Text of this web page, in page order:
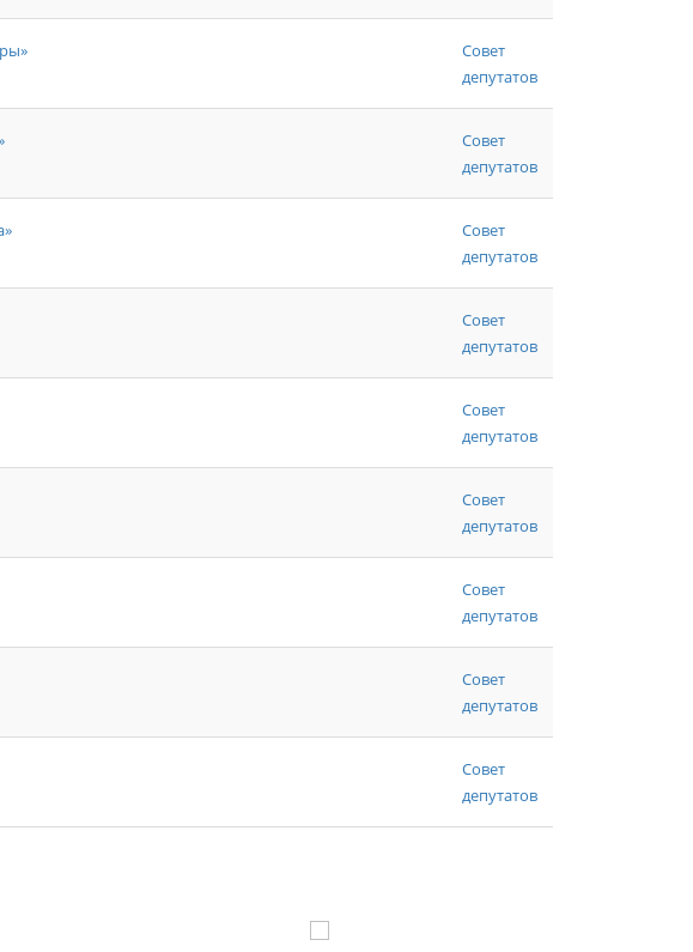
Совет
депутатов
Совет
депутатов
Совет
депутатов
Совет
депутатов
Совет
депутатов
Совет
депутатов
Совет
депутатов
Совет
депутатов
Совет
депутатов